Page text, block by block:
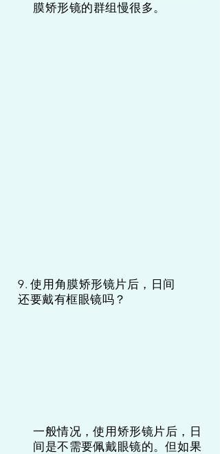
膜矫形镜的群组慢很多。
9. 使用角膜矫形镜片后，日间
还要戴有框眼镜吗？
一般情况，使用矫形镜片后，日
间是不需要佩戴眼镜的。但如果